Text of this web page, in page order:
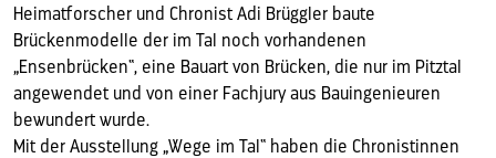
Heimatforscher und Chronist Adi Brüggler baute
Brückenmodelle der im Tal noch vorhandenen
„Ensenbrücken“, eine Bauart von Brücken, die nur im Pitztal
angewendet und von einer Fachjury aus Bauingenieuren
bewundert wurde.
Mit der Ausstellung „Wege im Tal“ haben die Chronistinnen